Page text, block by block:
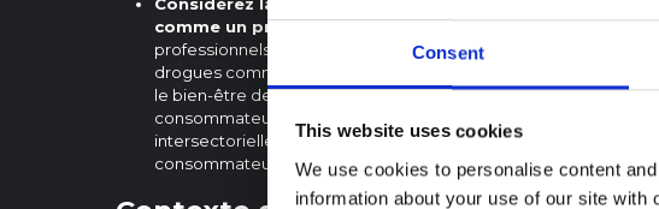
Consent
This website uses cookies
We use cookies to personalise content
information about your use of our site
comme un problème criminel.Les décideurs politiques et
professionnels de la santé publique doivent considérer la
drogues comme un problème de santé qui a des répercussions
le bien-être des personnes concernées et s’abstenir de
consommateurs. Cette approche doit privilégier la collaboration
intersectorielle, en associant différentes parties prenantes pour
consommateurs de drogues à se rétablir.